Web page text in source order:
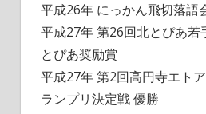
平成26年 にっかん飛切落語
平成27年 第26回北とぴあ若
とぴあ奨励賞
平成27年 第2回高円寺エト
ランプリ決定戦 優勝